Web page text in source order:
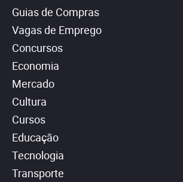
Guias de Compras
Vagas de Emprego
Concursos
Economia
Mercado
Cultura
Cursos
Educação
Tecnologia
Transporte